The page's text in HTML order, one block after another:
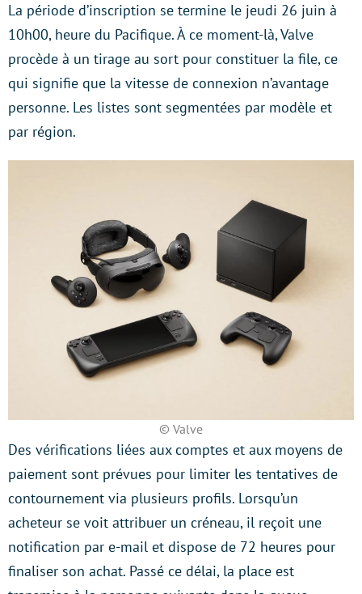
La période d’inscription se termine le jeudi 26 juin à
10h00, heure du Pacifique. À ce moment-là, Valve
procède à un tirage au sort pour constituer la file, ce
qui signifie que la vitesse de connexion n’avantage
personne. Les listes sont segmentées par modèle et
par région.
© Valve
Des vérifications liées aux comptes et aux moyens de
paiement sont prévues pour limiter les tentatives de
contournement via plusieurs profils. Lorsqu’un
acheteur se voit attribuer un créneau, il reçoit une
notification par e-mail et dispose de 72 heures pour
finaliser son achat. Passé ce délai, la place est